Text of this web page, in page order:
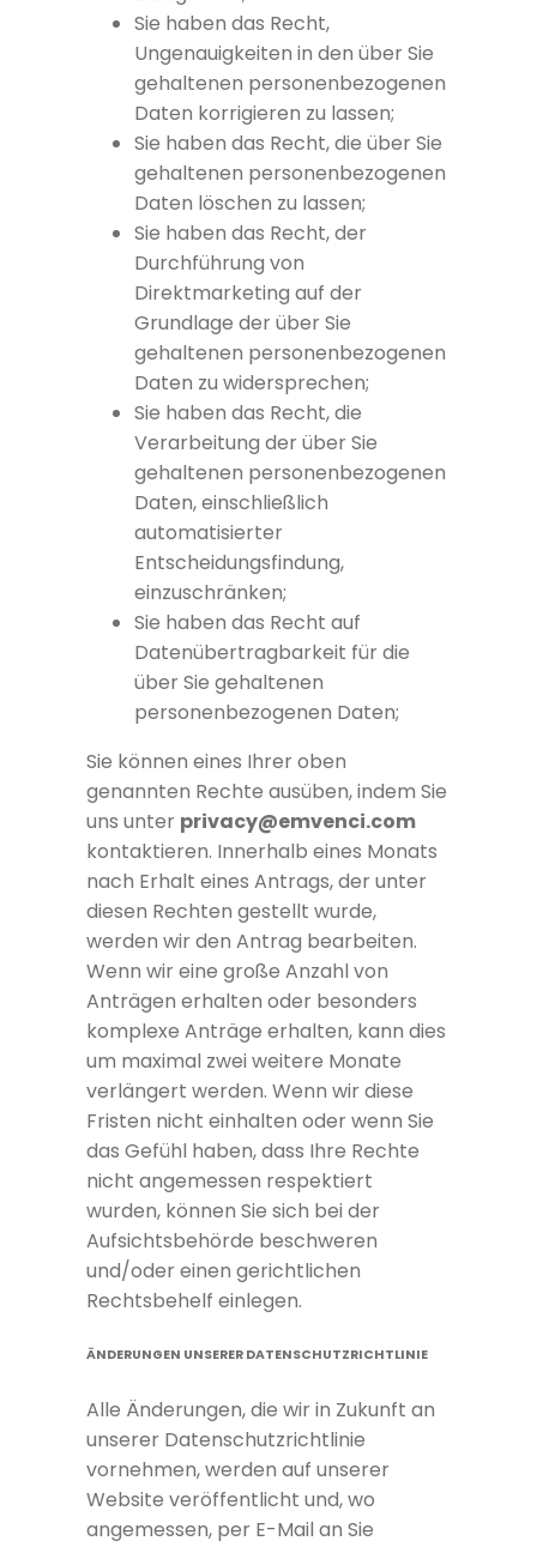
Sie haben das Recht,
Ungenauigkeiten in den über Sie
gehaltenen personenbezogenen
Daten korrigieren zu lassen;
Sie haben das Recht, die über Sie
gehaltenen personenbezogenen
Daten löschen zu lassen;
Sie haben das Recht, der
Durchführung von
Direktmarketing auf der
Grundlage der über Sie
gehaltenen personenbezogenen
Daten zu widersprechen;
Sie haben das Recht, die
Verarbeitung der über Sie
gehaltenen personenbezogenen
Daten, einschließlich
automatisierter
Entscheidungsfindung,
einzuschränken;
Sie haben das Recht auf
Datenübertragbarkeit für die
über Sie gehaltenen
personenbezogenen Daten;
Sie können eines Ihrer oben
genannten Rechte ausüben, indem Sie
uns unter privacy@emvenci.com
kontaktieren. Innerhalb eines Monats
nach Erhalt eines Antrags, der unter
diesen Rechten gestellt wurde,
werden wir den Antrag bearbeiten.
Wenn wir eine große Anzahl von
Anträgen erhalten oder besonders
komplexe Anträge erhalten, kann dies
um maximal zwei weitere Monate
verlängert werden. Wenn wir diese
Fristen nicht einhalten oder wenn Sie
das Gefühl haben, dass Ihre Rechte
nicht angemessen respektiert
wurden, können Sie sich bei der
Aufsichtsbehörde beschweren
und/oder einen gerichtlichen
Rechtsbehelf einlegen.
ÄNDERUNGEN UNSERER DATENSCHUTZRICHTLINIE
Alle Änderungen, die wir in Zukunft an
unserer Datenschutzrichtlinie
vornehmen, werden auf unserer
Website veröffentlicht und, wo
angemessen, per E-Mail an Sie